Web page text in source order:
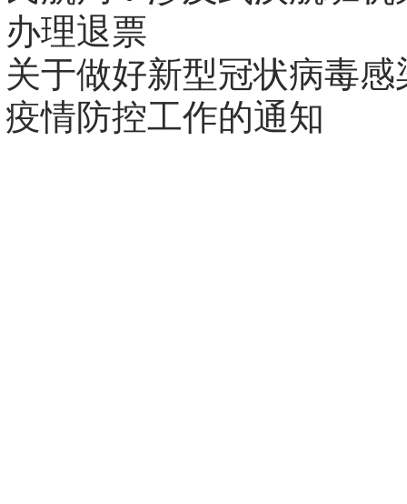
办理退票
关于做好新型冠状病毒感
疫情防控工作的通知